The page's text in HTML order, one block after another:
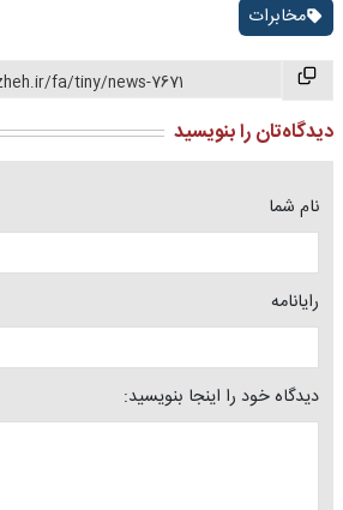
مخابرات
fa/tiny/news-7671
دیدگاه‌تان را بنویسید
نام شما
رایانامه
دیدگاه خود را اینجا بنویسید: